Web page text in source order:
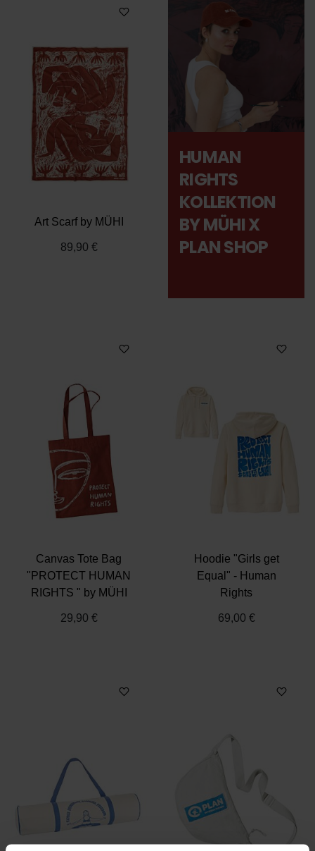
Art Scarf by MÜHI
89,90 €
HUMAN
RIGHTS
KOLLEKTION
BY MÜHI X
PLAN SHOP
Canvas Tote Bag
"PROTECT HUMAN
RIGHTS " by MÜHI
29,90 €
Hoodie "Girls get
Equal" - Human
Rights
69,00 €